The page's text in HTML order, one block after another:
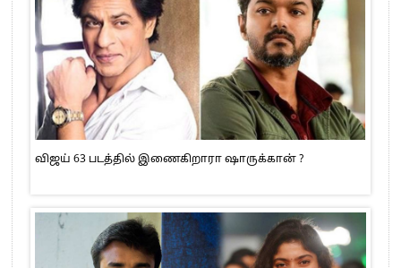
விஜய் 63 படத்தில் இணைகிறாரா ஷாருக்கான் ?